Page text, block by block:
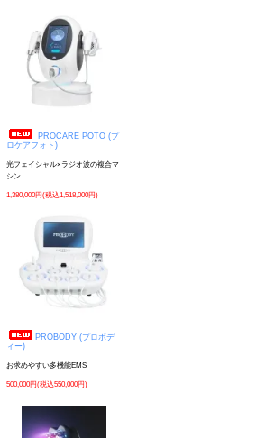
PROCARE POTO (プ
ロケアフォト)
光フェイシャル×ラジオ波の複合マ
シン
1,380,000円(税込1,518,000円)
PROBODY (プロボデ
ィー)
お求めやすい多機能EMS
500,000円(税込550,000円)